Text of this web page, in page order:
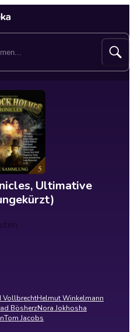
Ultimative
VollbrechtHelmut Winkelmann
BösherzNora Jokhosha
Tom Jacobs